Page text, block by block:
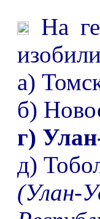
На
а)
б)
г)
д)
(Улан-